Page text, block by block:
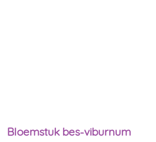
Bloemstuk bes-viburnum